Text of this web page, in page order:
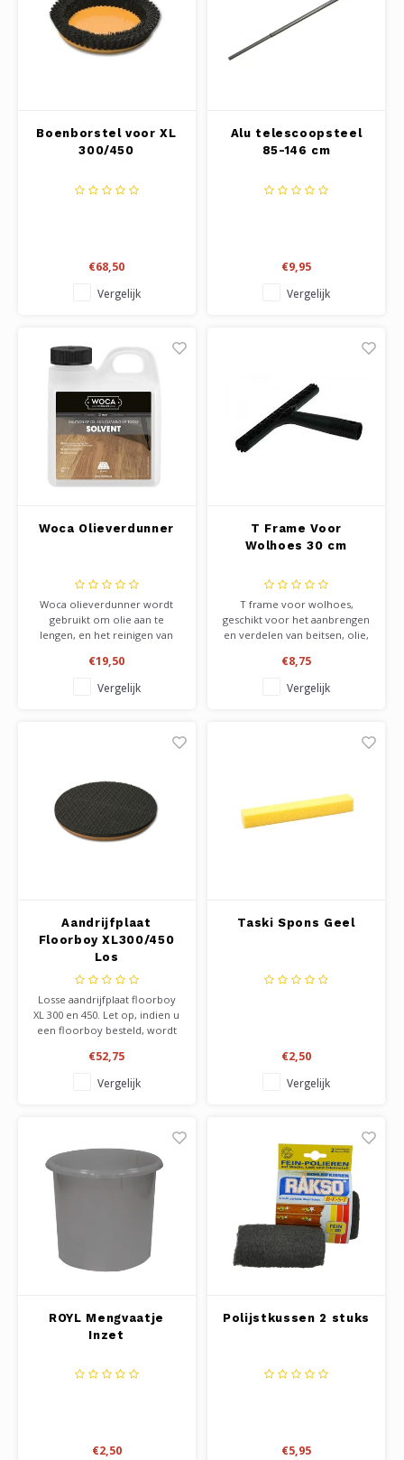
Boenborstel voor XL
300/450
€68,50
Vergelijk
Alu telescoopsteel
85-146 cm
€9,95
Vergelijk
Woca Olieverdunner
Woca olieverdunner wordt
gebruikt om olie aan te
lengen, en het reinigen van
van, dat door het verdunnen
van de olie, er wellicht niet
voldoende in één keer wordt
€19,50
Vergelijk
T Frame Voor
Wolhoes 30 cm
T frame voor wolhoes,
geschikt voor het aanbrengen
en verdelen van beitsen, olie,
alle hoeken en zeer handig
om de V-groef mee te
behandelen. Te gebruiken in
€8,75
Vergelijk
Aandrijfplaat
Floorboy XL300/450
Los
Losse aandrijfplaat floorboy
XL 300 en 450. Let op, indien u
een floorboy besteld, wordt
meegeleverd. Deze is enkel
ter vervanging, bv bij schade
of verontreiniging van de
€52,75
Vergelijk
Taski Spons Geel
€2,50
Vergelijk
ROYL Mengvaatje
Inzet
€2,50
Polijstkussen 2 stuks
€5,95